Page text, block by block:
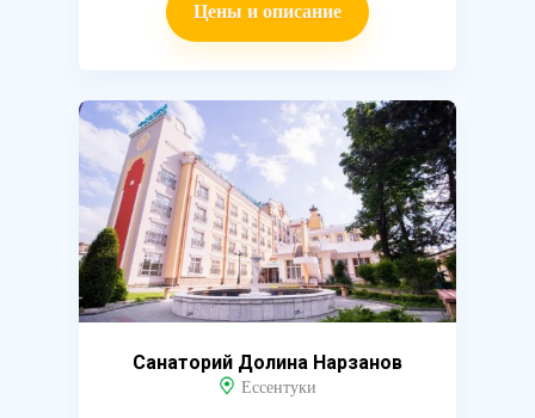
Цены и описание
Санаторий Долина Нарзанов
Ессентуки